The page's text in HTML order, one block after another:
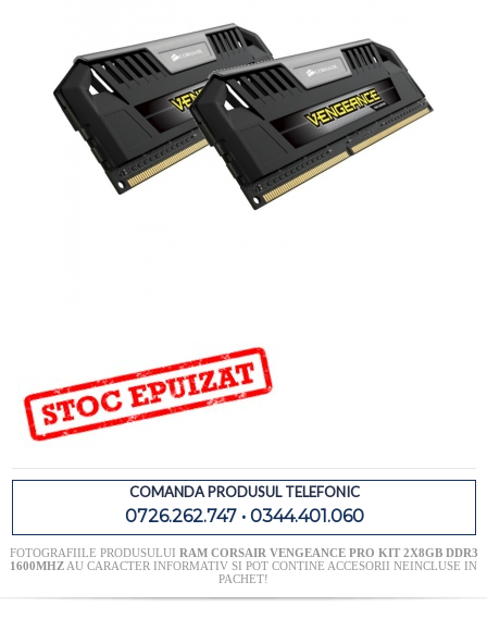
COMANDA PRODUSUL TELEFONIC
0726.262.747 • 0344.401.060
FOTOGRAFIILE PRODUSULUI RAM CORSAIR VENGEANCE PRO KIT 2X8GB DDR3
1600MHZAU CARACTER INFORMATIV SI POT CONTINE ACCESORII NEINCLUSE IN
PACHET!